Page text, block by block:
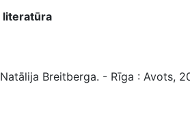
literatūra
Breitberga. - Rīga : Avots,